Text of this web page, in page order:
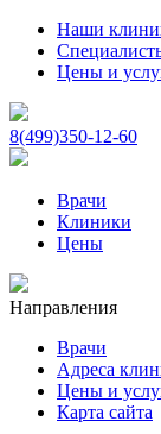
Наши
Цены и
8(499)350-12-60
Врачи
Клиники
Цены
Направления
Врачи
Адреса
Цены и
Карта сайта